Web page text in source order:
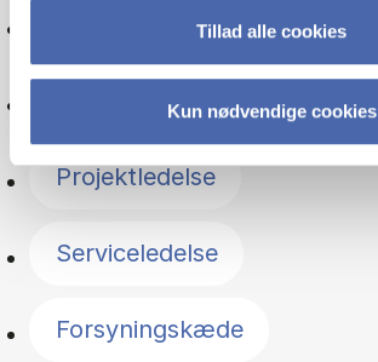
Tillad alle cookies
Kun nødvendige cookies
Oplevelsesøkonomi
Projektledelse
Serviceledelse
Forsyningskæde